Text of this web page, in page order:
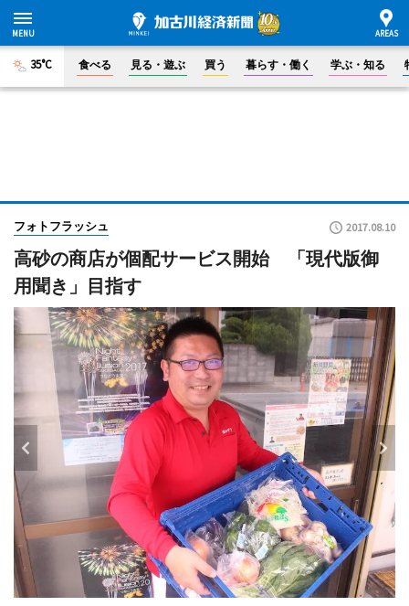
35°C 食べる 見る・遊ぶ 買う 暮らす・働く 学ぶ・知る
フォトフラッシュ 2017.08.10
高砂の商店が個配サービス開始 「現代版御
用聞き」目指す